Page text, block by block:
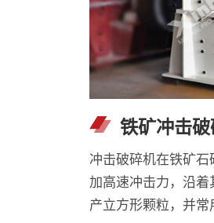
铁矿冲击
冲击破碎机在铁矿
加高速冲击力，沿
产立方形颗粒，并常